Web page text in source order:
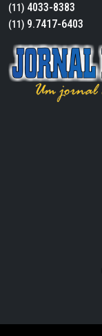
(11) 4033-8383
(11) 9.7417-6403